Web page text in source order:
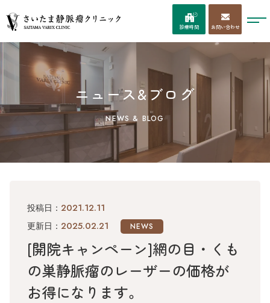
診療時間 お問い合わせ
ニュース&ブログ
NEWS & BLOG
投稿日： 2021.12.11
更新日： 2025.02.21 NEWS
[開院キャンペーン]網の目・くも
の巣静脈瘤のレーザーの価格が
お得になります。